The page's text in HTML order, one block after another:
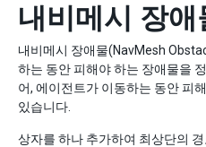
내비메시 장애
내비메시 장애물(NavMesh
하는 동안 피해야 하는 장애물을
어, 에이전트가 이동하는 동안 피
있습니다.
상자를 하나 추가하여 최상단의